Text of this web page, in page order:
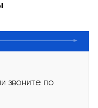
звоните по